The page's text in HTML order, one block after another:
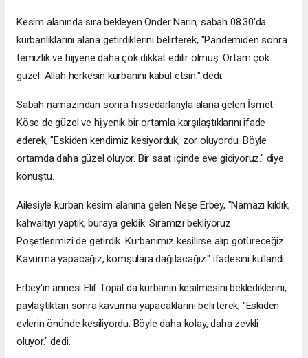
Kesim alanında sıra bekleyen Önder Narin, sabah 08.30'da
kurbanlıklarını alana getirdiklerini belirterek, "Pandemiden sonra
temizlik ve hijyene daha çok dikkat edilir olmuş. Ortam çok
güzel. Allah herkesin kurbanını kabul etsin." dedi.
Sabah namazından sonra hissedarlarıyla alana gelen İsmet
Köse de güzel ve hijyenik bir ortamla karşılaştıklarını ifade
ederek, "Eskiden kendimiz kesiyorduk, zor oluyordu. Böyle
ortamda daha güzel oluyor. Bir saat içinde eve gidiyoruz." diye
konuştu.
Ailesiyle kurban kesim alanına gelen Neşe Erbey, "Namazı kıldık,
kahvaltıyı yaptık, buraya geldik. Sıramızı bekliyoruz.
Poşetlerimizi de getirdik. Kurbanımız kesilirse alıp götüreceğiz.
Kavurma yapacağız, komşulara dağıtacağız." ifadesini kullandı.
Erbey'in annesi Elif Topal da kurbanın kesilmesini beklediklerini,
paylaştıktan sonra kavurma yapacaklarını belirterek, "Eskiden
evlerin önünde kesiliyordu. Böyle daha kolay, daha zevkli
oluyor." dedi.